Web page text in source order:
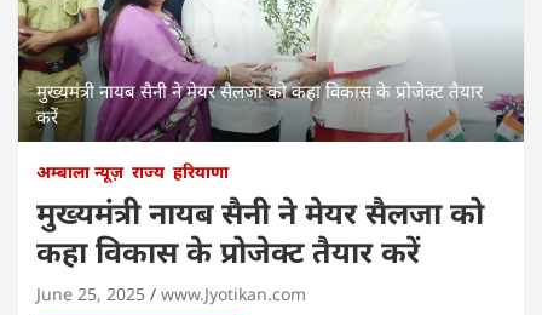
मुख्यमंत्री नायब सैनी ने मेयर सैलजा को कहा विकास के प्रोजेक्ट तैयार
करें
अम्बाला न्यूज़ राज्य हरियाणा
मुख्यमंत्री नायब सैनी ने मेयर सैलजा को
कहा विकास के प्रोजेक्ट तैयार करें
June 25, 2025 www.Jyotikan.com